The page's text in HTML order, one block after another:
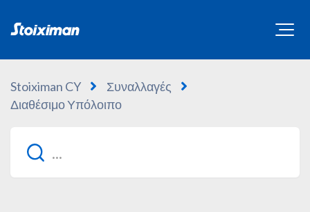
Stoiximan CY
Συναλλαγές
Διαθέσιμο Υπόλοιπο